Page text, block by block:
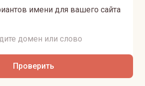
имени для вашего сайта
Проверить